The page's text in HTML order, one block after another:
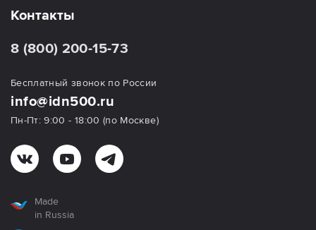
Контакты
8 (800) 200-15-73
Бесплатный звонок по России
info@idn500.ru
Пн-Пт: 9:00 - 18:00 (по Москве)
Made
in Russia